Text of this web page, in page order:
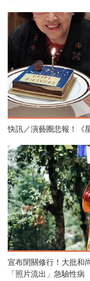
快訊／演藝圈悲報！《
宣布閉關修行！大批和
「照片流出」急驗性病